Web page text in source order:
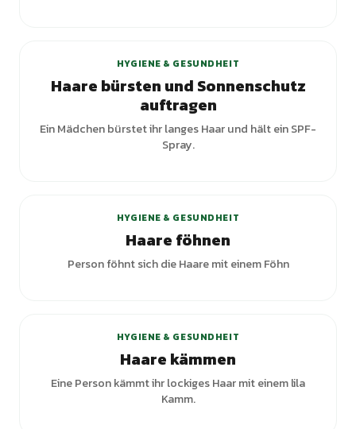
HYGIENE & GESUNDHEIT
Haare bürsten und Sonnenschutz
auftragen
Ein Mädchen bürstet ihr langes Haar und hält ein SPF-
Spray.
HYGIENE & GESUNDHEIT
Haare föhnen
Person föhnt sich die Haare mit einem Föhn
HYGIENE & GESUNDHEIT
Haare kämmen
Eine Person kämmt ihr lockiges Haar mit einem lila
Kamm.